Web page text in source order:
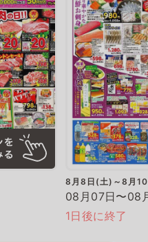
8月8日(土)～8月
08月07日〜08
1日後に終了